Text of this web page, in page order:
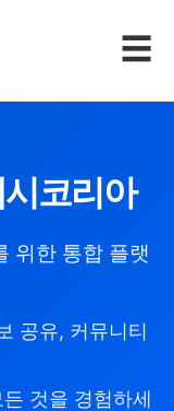
☰
코리아
위한 통합 플랫
공유, 커뮤니티
것을 경험하세